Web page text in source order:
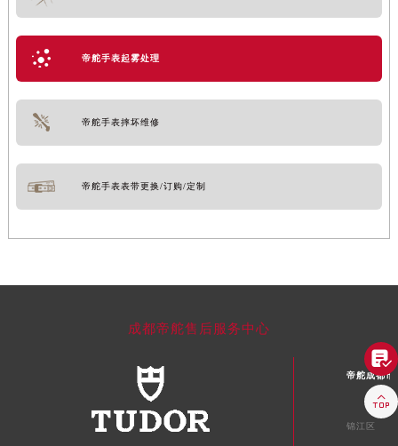
帝舵手表起雾处理
帝舵手表摔坏维修
帝舵手表表带更换/订购/定制
成都帝舵售后服务中心
帝舵成都市
锦江区

